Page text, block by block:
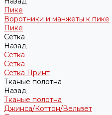
Пике
Воротники и манжеты к пике
Пике
Сетка
Назад
Сетка
Сетка
Сетка Принт
Тканые полотна
Назад
Тканые полотна
Джинса/Коттон/Вельвет